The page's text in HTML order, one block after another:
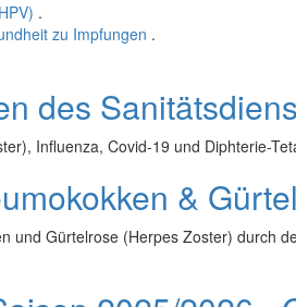
.
zu Impfungen .
des
Influenza, Covid-19 und Diphterie-
&
und Gürtelrose (Herpes Zoster) durch